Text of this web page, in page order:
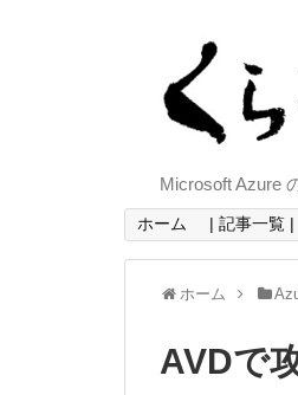
Microsoft Azure
ホーム | 記事一覧 |
ホーム
AVDで